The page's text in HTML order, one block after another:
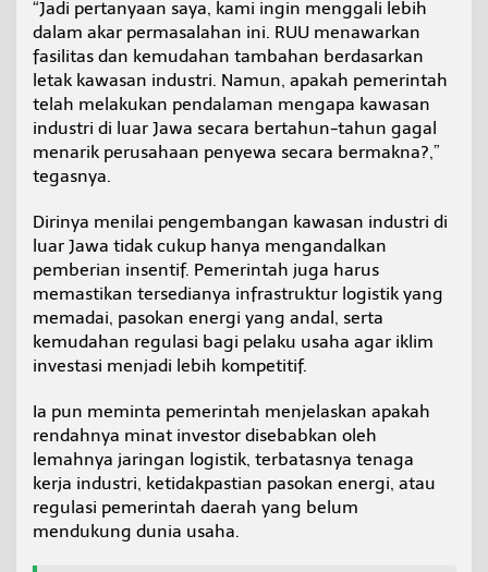
“Jadi pertanyaan saya, kami ingin menggali lebih
dalam akar permasalahan ini. RUU menawarkan
fasilitas dan kemudahan tambahan berdasarkan
letak kawasan industri. Namun, apakah pemerintah
telah melakukan pendalaman mengapa kawasan
industri di luar Jawa secara bertahun-tahun gagal
menarik perusahaan penyewa secara bermakna?,”
tegasnya.
Dirinya menilai pengembangan kawasan industri di
luar Jawa tidak cukup hanya mengandalkan
pemberian insentif. Pemerintah juga harus
memastikan tersedianya infrastruktur logistik yang
memadai, pasokan energi yang andal, serta
kemudahan regulasi bagi pelaku usaha agar iklim
investasi menjadi lebih kompetitif.
Ia pun meminta pemerintah menjelaskan apakah
rendahnya minat investor disebabkan oleh
lemahnya jaringan logistik, terbatasnya tenaga
kerja industri, ketidakpastian pasokan energi, atau
regulasi pemerintah daerah yang belum
mendukung dunia usaha.